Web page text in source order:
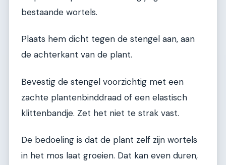
bestaande wortels.
Plaats hem dicht tegen de stengel aan, aan
de achterkant van de plant.
Bevestig de stengel voorzichtig met een
zachte plantenbinddraad of een elastisch
klittenbandje. Zet het niet te strak vast.
De bedoeling is dat de plant zelf zijn wortels
in het mos laat groeien. Dat kan even duren,